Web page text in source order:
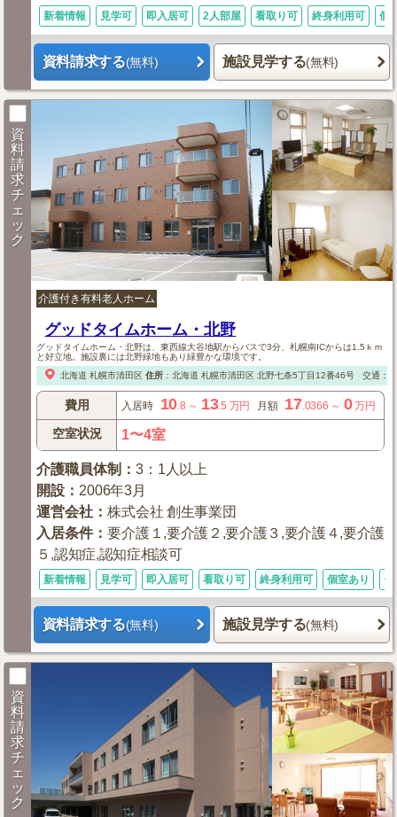
新着情報 見学可 即入居可 2人部屋 看取り可 終身利用可 個
資料請求する(無料) 施設見学する(無料)
資
料
請
求
チ
ェ
ッ
ク
介護付き有料老人ホーム
グッドタイムホーム・北野
グッドタイムホーム・北野は、東西線大谷地駅からバスで3分、札幌南ICからは1.5ｋｍ
と好立地。施設裏には北野緑地もあり緑豊かな環境です。
北海道 札幌市清田区 住所： 北海道 札幌市清田区北野七条5丁目12番46号 交通：
費用 入居時 10 .8 ～ 13.5 万円 月額 17 .0366 ～ 0万円
空室状況 1〜4室
介護職員体制 ：3：1人以上
開設 ： 2006年3月
運営会社 ：株式会社 創生事業団
入居条件：要介護１,要介護２,要介護３,要介護４,要介護
５,認知症,認知症相談可
新着情報 見学可 即入居可 看取り可 終身利用可 個室あり 体
資料請求する(無料) 施設見学する(無料)
資
料
請
求
チ
ェ
ッ
ク